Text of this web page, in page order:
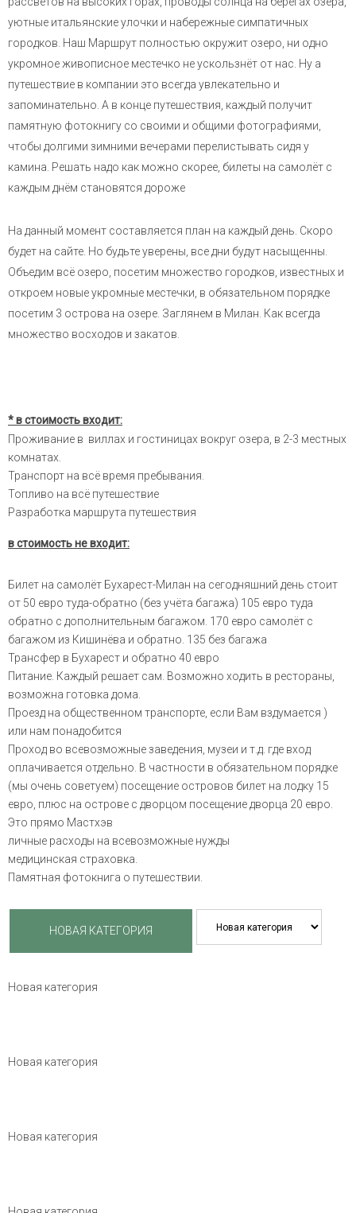
уютные итальянские улочки и набережные симпатичных
городков. Наш Маршрут полностью окружит озеро, ни одно
укромное живописное местечко не ускользнёт от нас. Ну а
путешествие в компании это всегда увлекательно и
запоминательно. А в конце путешествия, каждый получит
памятную фотокнигу со своими и общими фотографиями,
чтобы долгими зимними вечерами перелистывать сидя у
камина. Решать надо как можно скорее, билеты на самолёт с
каждым днём становятся дороже
На данный момент составляется план на каждый день. Скоро
будет на сайте. Но будьте уверены, все дни будут насыщенны.
Объедим всё озеро, посетим множество городков, известных и
откроем новые укромные местечки, в обязательном порядке
посетим 3 острова на озере. Заглянем в Милан. Как всегда
множество восходов и закатов.
* в стоимость входит:
Проживание в виллах и гостиницах вокруг озера, в 2-3 местных
комнатах.
Транспорт на всё время пребывания.
Топливо на всё путешествие
Разработка маршрута путешествия
в стоимость не входит:
Билет на самолёт Бухарест-Милан на сегодняшний день стоит
от 50 евро туда-обратно (без учёта багажа) 105 евро туда
обратно с дополнительным багажом. 170 евро самолёт с
багажом из Кишинёва и обратно. 135 без багажа
Трансфер в Бухарест и обратно 40 евро
Питание. Каждый решает сам. Возможно ходить в рестораны,
возможна готовка дома.
Проезд на общественном транспорте, если Вам вздумается )
или нам понадобится
Проход во всевозможные заведения, музеи и т.д. где вход
оплачивается отдельно. В частности в обязательном порядке
(мы очень советуем) посещение островов билет на лодку 15
евро, плюс на острове с дворцом посещение дворца 20 евро.
Это прямо Мастхэв
личные расходы на всевозможные нужды
медицинская страховка.
Памятная фотокнига о путешествии.
Новая категория
Новая категория
Новая категория